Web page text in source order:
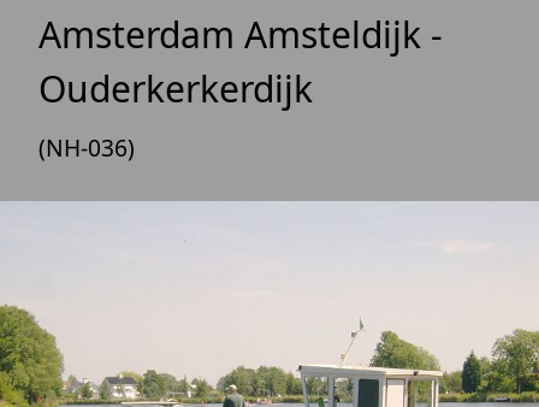
Amsterdam Amsteldijk -
Ouderkerkerdijk
(NH-036)